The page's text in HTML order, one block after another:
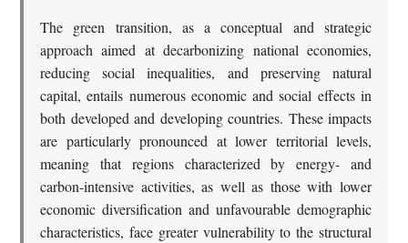
The green transition, as a conceptual and strategic
approach aimed at decarbonizing national economies,
reducing social inequalities, and preserving natural
capital, entails numerous economic and social effects in
both developed and developing countries. These impacts
are particularly pronounced at lower territorial levels,
meaning that regions characterized by energy- and
carbon-intensive activities, as well as those with lower
economic diversification and unfavourable demographic
characteristics, face greater vulnerability to the structural